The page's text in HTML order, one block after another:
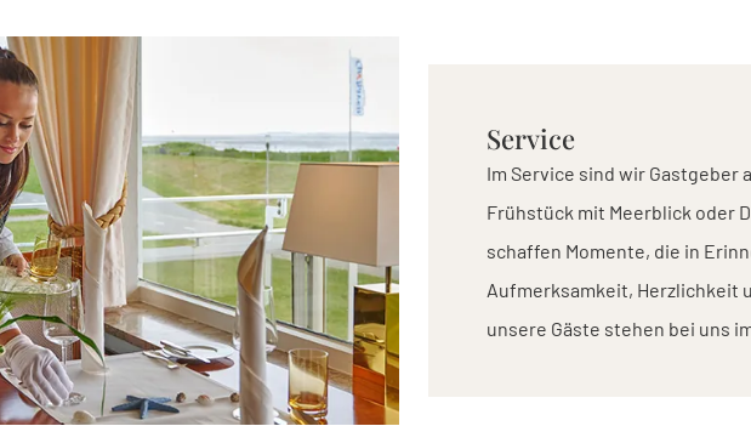
Service
Im Service sind wir Gastgeber
Frühstück mit Meerblick oder
schaffen Momente, die in
Aufmerksamkeit, Herzlichkeit
unsere Gäste stehen bei uns